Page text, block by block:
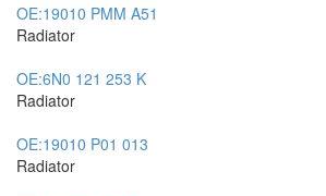
OE:19010 PMM A51
Radiator
OE:6N0 121 253 K
Radiator
OE:19010 P01 013
Radiator